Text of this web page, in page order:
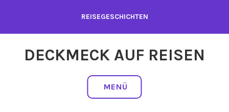
springen
REISEGESCHICHTEN
DECKMECK AUF REISEN
MENÜ